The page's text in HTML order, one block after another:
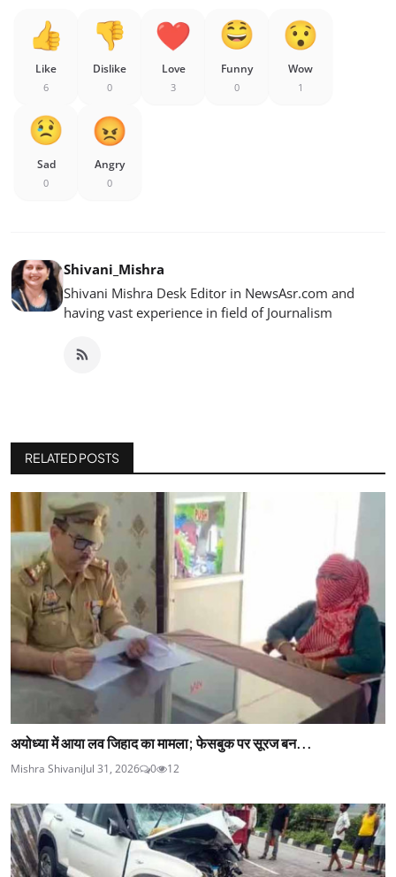
Like
6
Dislike
0
Love
3
Funny
0
Wow
1
Sad
0
Angry
0
Shivani_Mishra
Shivani Mishra Desk Editor in NewsAsr.com and
having vast experience in field of Journalism
RELATED POSTS
अयोध्या में आया लव जिहाद का मामला; फेसबुक पर सूरज बन...
Mishra ShivaniJul 31, 2026 0 12